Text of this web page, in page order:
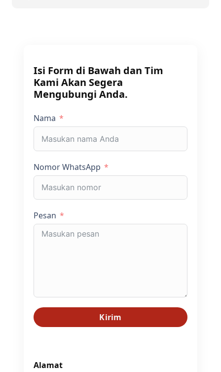
Alamat
Isi Form di Bawah dan Tim
Kami Akan Segera
Mengubungi Anda.
Nama
Nomor WhatsApp
Pesan
Kirim